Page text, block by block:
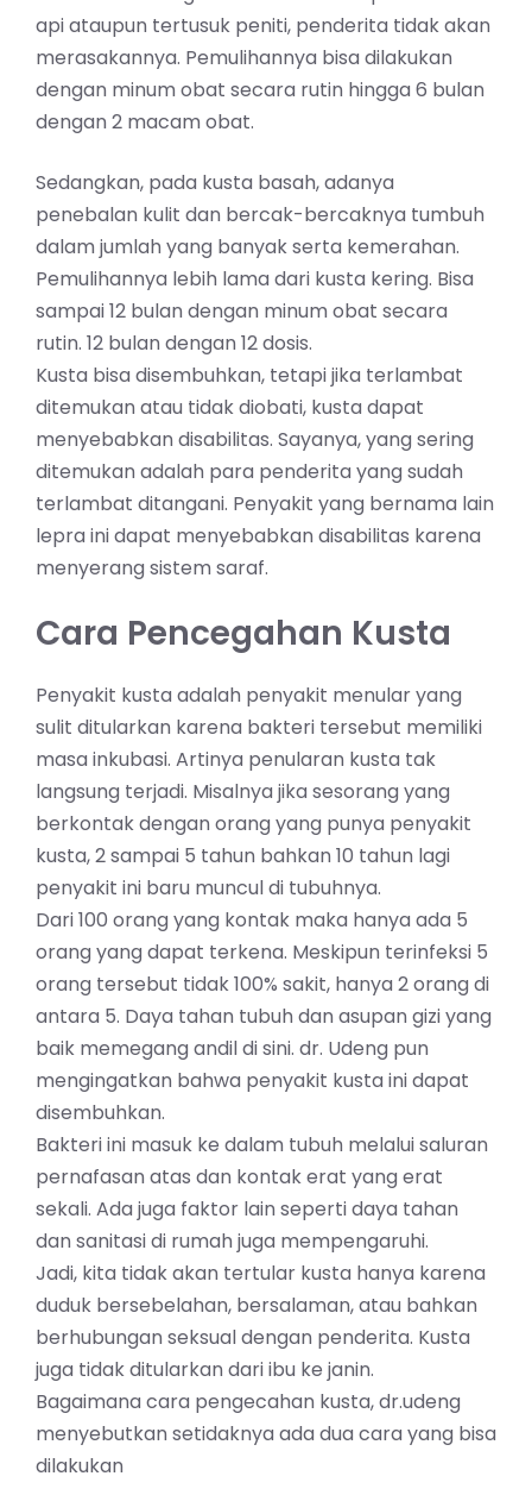
api ataupun tertusuk peniti, penderita tidak akan
merasakannya. Pemulihannya bisa dilakukan
dengan minum obat secara rutin hingga 6 bulan
dengan 2 macam obat.
Sedangkan, pada kusta basah, adanya
penebalan kulit dan bercak-bercaknya tumbuh
dalam jumlah yang banyak serta kemerahan.
Pemulihannya lebih lama dari kusta kering. Bisa
sampai 12 bulan dengan minum obat secara
rutin. 12 bulan dengan 12 dosis.
Kusta bisa disembuhkan, tetapi jika terlambat
ditemukan atau tidak diobati, kusta dapat
menyebabkan disabilitas. Sayanya, yang sering
ditemukan adalah para penderita yang sudah
terlambat ditangani. Penyakit yang bernama lain
lepra ini dapat menyebabkan disabilitas karena
menyerang sistem saraf.
Cara Pencegahan Kusta
Penyakit kusta adalah penyakit menular yang
sulit ditularkan karena bakteri tersebut memiliki
masa inkubasi. Artinya penularan kusta tak
langsung terjadi. Misalnya jika sesorang yang
berkontak dengan orang yang punya penyakit
kusta, 2 sampai 5 tahun bahkan 10 tahun lagi
penyakit ini baru muncul di tubuhnya.
Dari 100 orang yang kontak maka hanya ada 5
orang yang dapat terkena. Meskipun terinfeksi 5
orang tersebut tidak 100% sakit, hanya 2 orang di
antara 5. Daya tahan tubuh dan asupan giziyang
baik memegang andil di sini. dr. Udeng pun
mengingatkan bahwa penyakit kusta ini dapat
disembuhkan.
Bakteri ini masuk ke dalam tubuh melalui saluran
pernafasan atas dan kontak erat yang erat
sekali. Ada juga faktor lain seperti daya tahan
dan sanitasi di rumah juga mempengaruhi.
Jadi, kita tidak akan tertular kusta hanya karena
duduk bersebelahan, bersalaman, atau bahkan
berhubungan seksual dengan penderita. Kusta
juga tidak ditularkan dari ibu ke janin.
Bagaimana cara pengecahan kusta, dr.udeng
menyebutkan setidaknya ada dua cara yang bisa
dilakukan